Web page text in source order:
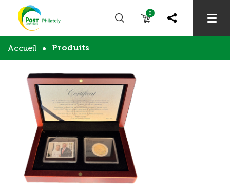
0
Accueil Produits